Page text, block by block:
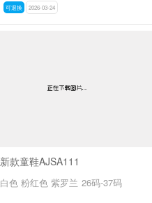
可退换 2026-03-24
新款童鞋AJSA111
白色 粉红色 紫罗兰 26码-37码